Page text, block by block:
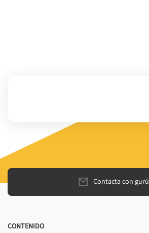
Contacta con gurú
CONTENIDO